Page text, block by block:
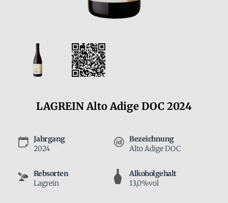
LAGREIN Alto Adige DOC 2024
Jahrgang
2024
Bezeichnung
Alto Adige DOC
Rebsorten
Lagrein
Alkoholgehalt
13,0%vol